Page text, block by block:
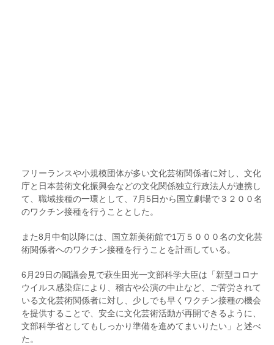
フリーランスや小規模団体が多い文化芸術関係者に対し、文化
庁と日本芸術文化振興会などの文化関係独立行政法人が連携し
て、職域接種の一環として、7月5日から国立劇場で３２００名
のワクチン接種を行うこととした。
また8月中旬以降には、国立新美術館で1万５０００名の文化芸
術関係者へのワクチン接種を行うことを計画している。
6月29日の閣議会見で萩生田光一文部科学大臣は「新型コロナ
ウイルス感染症により、稽古や公演の中止など、ご苦労されて
いる文化芸術関係者に対し、少しでも早くワクチン接種の機会
を提供することで、安全に文化芸術活動が再開できるように、
文部科学省としてもしっかり準備を進めてまいりたい」と述べ
た。